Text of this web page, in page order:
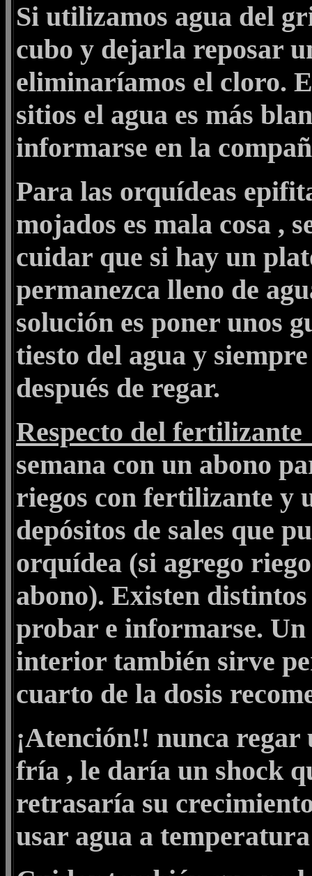
Si utilizamos agua del
cubo y dejarla reposar
eliminaríamos el cloro.
sitios el agua es más
informarse en la
Para las orquídeas
mojados es mala cosa ,
cuidar que si hay un
permanezca lleno de
solución es poner unos
tiesto del agua y
después de regar.
Respecto del fertilizante
semana con un abono
riegos con fertilizante y
depósitos de sales que
orquídea (si agrego
abono). Existen
probar e informarse.
interior también sirve
cuarto de la dosis
¡Atención!! nunca regar
fría , le daría un shock
retrasaría su
usar agua a